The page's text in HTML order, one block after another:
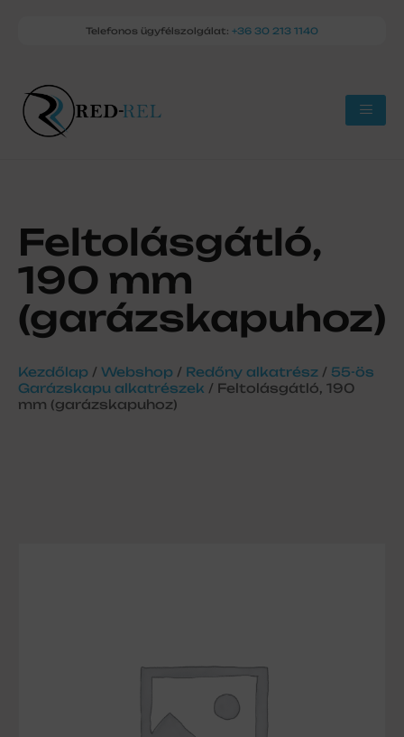
Telefonos ügyfélszolgálat: +36 30 213 1140
Feltolásgátló,
190 mm
(garázskapuhoz)
Kezdőlap / Webshop / Redőny alkatrész / 55-ös
Garázskapu alkatrészek / Feltolásgátló, 190
mm (garázskapuhoz)